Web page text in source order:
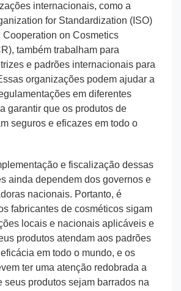
internacionais, como a
for Standardization (ISO)
Cooperation on Cosmetics
também trabalham para
e padrões internacionais para
organizações podem ajudar a
em diferentes
garantir que os produtos de
seguros e eficazes em todo o
e fiscalização dessas
ainda dependem dos governos e
nacionais. Portanto, é
fabricantes de cosméticos sigam
locais e nacionais aplicáveis ​​e
produtos atendam aos padrões
em todo o mundo, e os
ter uma atenção redobrada a
seus produtos sejam barrados na